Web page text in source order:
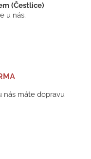
(Čestlice)
u nás.
nás máte dopravu